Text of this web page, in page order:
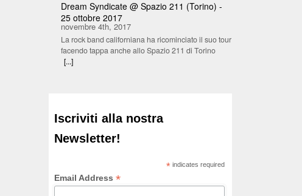
Dream Syndicate @ Spazio 211 (Torino) -
25 ottobre 2017
novembre 4th, 2017
La rock band californiana ha ricominciato il suo tour
facendo tappa anche allo Spazio 211 di Torino
[...]
Iscriviti alla nostra
Newsletter!
* indicates required
Email Address*